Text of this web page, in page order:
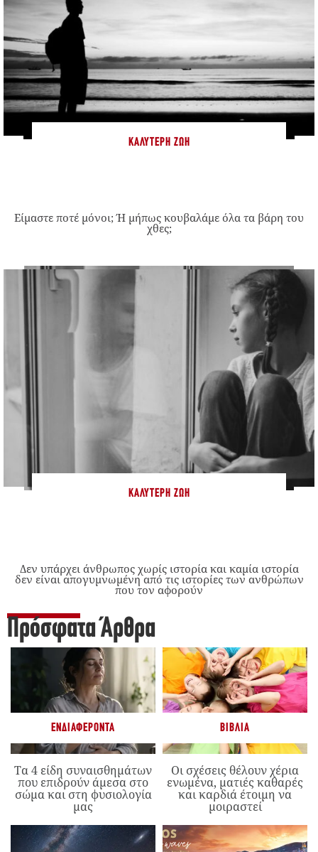
ΚΑΛΎΤΕΡΗ ΖΩΉ
Είμαστε ποτέ μόνοι; Ή μήπως κουβαλάμε όλα τα βάρη του
χθες;
ΚΑΛΎΤΕΡΗ ΖΩΉ
Δεν υπάρχει άνθρωπος χωρίς ιστορία και καμία ιστορία
δεν είναι απογυμνωμένη από τις ιστορίες των ανθρώπων
που τον αφορούν
Πρόσφατα Άρθρα
ΕΝΔΙΑΦΈΡΟΝΤΑ
Τα 4 είδη συναισθημάτων
που επιδρούν άμεσα στο
σώμα και στη φυσιολογία
μας
ΒΙΒΛΊΑ
Οι σχέσεις θέλουν χέρια
ενωμένα, ματιές καθαρές
και καρδιά έτοιμη να
μοιραστεί